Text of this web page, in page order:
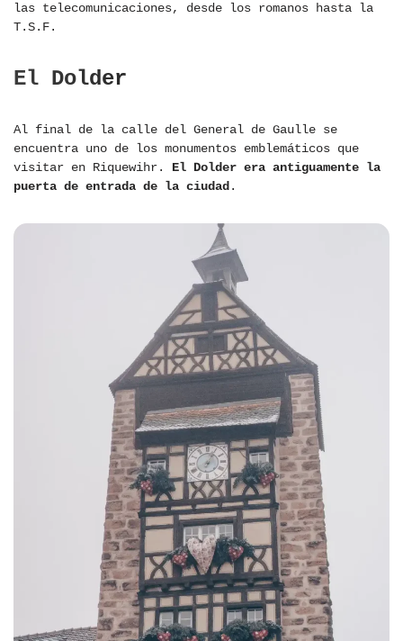
las telecomunicaciones, desde los romanos hasta la
T.S.F.
El Dolder
Al final de la calle del General de Gaulle se
encuentra uno de los monumentos emblemáticos que
visitar en Riquewihr. El Dolder era antiguamente la
puerta de entrada de la ciudad.